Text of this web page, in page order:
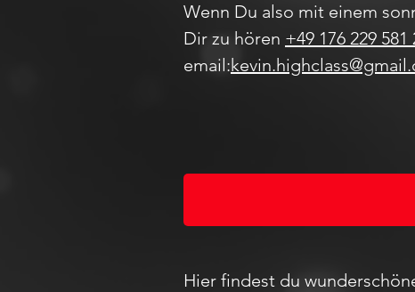
Wenn Du also mit einem
Dir zu hören +49 176 229 581
email:
Hier findest du